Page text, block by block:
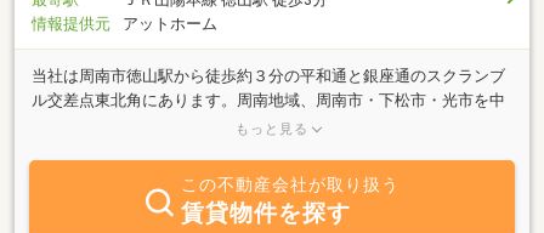
情報提供元
アットホーム
当社は周南市徳山駅から徒歩約３分の平和通と銀座通のスクランブ
ル交差点東北角にあります。周南地域、周南市・下松市・光市を中
心とした地域の物件を取り扱っている不動産会社です。スクランブ
お越し下さい。駐車場は店舗北側にあります。又、弊社駐車場が満
車の場合は近くに有料駐車場ピピ５１０をご利用下さい。駐車券を
提示いただきましたら１時間の無料駐車券を差し上げます。弊社
もっと見る
この不動産会社が取り扱う
賃貸物件を探す